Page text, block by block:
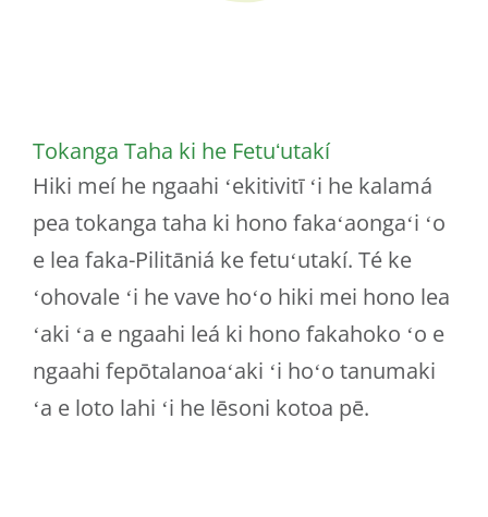
Tokanga Taha ki he Fetuʻutakí
Hiki meí he ngaahi ʻekitivitī ʻi he kalamá
pea tokanga taha ki hono fakaʻaongaʻi ʻo
e lea faka-Pilitāniá ke fetuʻutakí. Té ke
ʻohovale ʻi he vave hoʻo hiki mei hono lea
ʻaki ʻa e ngaahi leá ki hono fakahoko ʻo e
ngaahi fepōtalanoaʻaki ʻi hoʻo tanumaki
ʻa e loto lahi ʻi he lēsoni kotoa pē.